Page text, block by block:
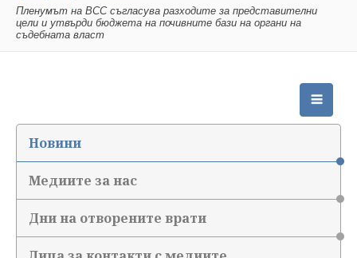
Пленумът на ВСС съгласува разходите за представителни
цели и утвърди бюджета на почивните бази на органи на
съдебната власт
Новини
Медиите за нас
Дни на отворените врати